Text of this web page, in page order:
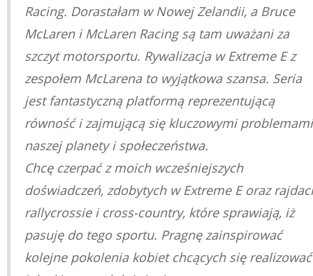
Racing. Dorastałam w Nowej Zelandii, a Bruce
McLaren i McLaren Racing są tam uważani za
szczyt motorsportu. Rywalizacja w Extreme E z
zespołem McLarena to wyjątkowa szansa. Seria
jest fantastyczną platformą reprezentującą
równość i zajmującą się kluczowymi problemami
naszej planety i społeczeństwa.
Chcę czerpać z moich wcześniejszych
doświadczeń, zdobytych w Extreme E oraz
rallycrossie i cross-country, które sprawiają, iż
pasuję do tego sportu. Pragnę zainspirować
kolejne pokolenia kobiet chcących się realizować